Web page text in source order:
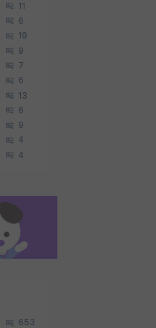
11
6
19
9
7
6
13
6
9
4
4
653